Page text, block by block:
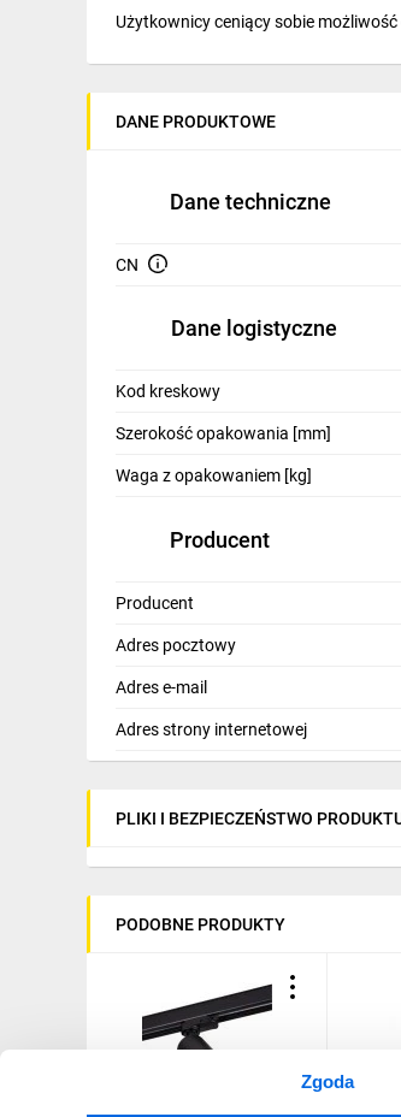
Zgoda
Budowa i Remont
Energetyka wiatrowa
Telewizja naziemna i satelitarna
Wentylacja i rekuperacja
Użytkownicy ceniący sobie
DANE PRODUKTOWE
Dane techniczne
CN
Dane logistyczne
Kod kreskowy
Szerokość opakowania [mm]
Waga z opakowaniem [kg]
Producent
Producent
Adres pocztowy
Adres e-mail
Adres strony internetowej
PLIKI I BEZPIECZEŃSTWO
PODOBNE PRODUKTY